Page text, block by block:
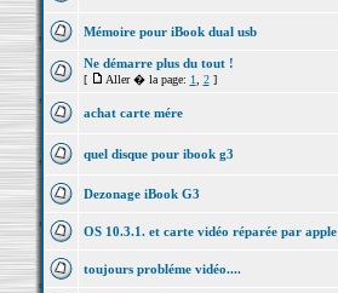
Mémoire pour iBook dual usb
Ne démarre plus du tout !
[ Aller � la page: 1 2]
achat carte mére
quel disque pour ibook g3
Dezonage iBook G3
OS 10.3.1. et carte vidéo réparée par apple
toujours probléme vidéo....